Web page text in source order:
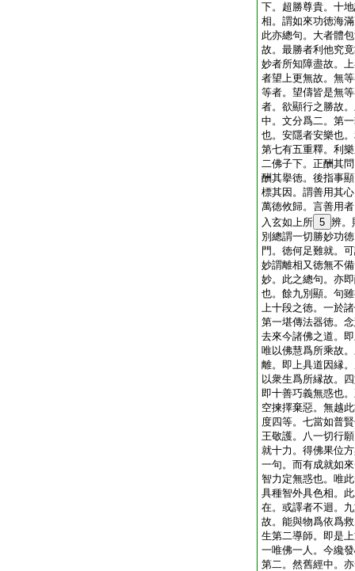
下。超勝尊貴。十
相。謂如來功徳海
此亦總句。大者體
故。最勝者利他究
妙者所知障盡故。
者望上更無故。無
等者。望儔皆是無
者。欲顯行之勝故
中。文分爲二。第
也。安隱者安樂也
第七有五重釋。利
二佛子下。正酬其
酬其擧徳。後指事
標其因。謂善用其
萬徳攸歸。言善用
入玄如上所 5 辨。
別總謂一切勝妙功
門。徳何足難就。
妙謂離相又徳無不
妙。此之總句。亦
也。餘九別顯。句
上十段之徳。一於
第一堪傳法器徳。
去來今諸佛之道。
唯以佛慧爲所乘故
離。即上具道因縁
以衆生爲所縁故。
即十善巧義無惑也
空揀擇棄惡。無越
度四等。七當如普
王敬護。八一切行
就十力。得佛果位
一句。而有成就如
智力定無惑也。唯
具種智外具色相。
在。或譯者不迴。
故。能與物爲依爲
生第二導師。即是
一唯佛一人。今纔
第二。然舊經中。